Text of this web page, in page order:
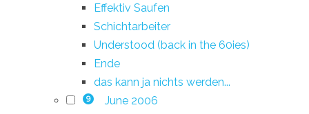
Effektiv Saufen
Schichtarbeiter
Understood (back in the 60ies)
Ende
das kann ja nichts werden...
9 June 2006